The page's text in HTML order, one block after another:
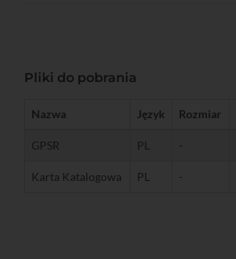
Pliki do pobrania
Nazwa Język Rozmiar
GPSR PL -
Karta Katalogowa PL -